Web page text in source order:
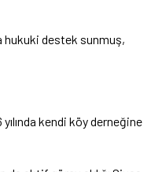
hukuki destek sunmuş,
kendi köy derneğine